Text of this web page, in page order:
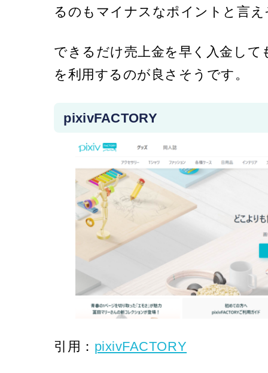
るのもマイナスなポイントと言
できるだけ売上金を早く入金し
を利用するのが良さそうです。
pixivFACTORY
引用： pixivFACTORY